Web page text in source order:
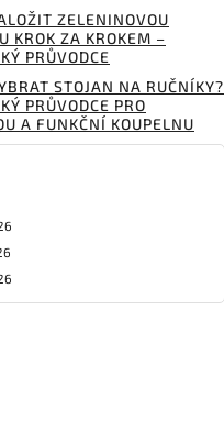
ZELENINOVOU
KROK ZA KROKEM –
PRŮVODCE
STOJAN NA RUČNÍKY?
PRŮVODCE PRO
A FUNKČNÍ KOUPELNU